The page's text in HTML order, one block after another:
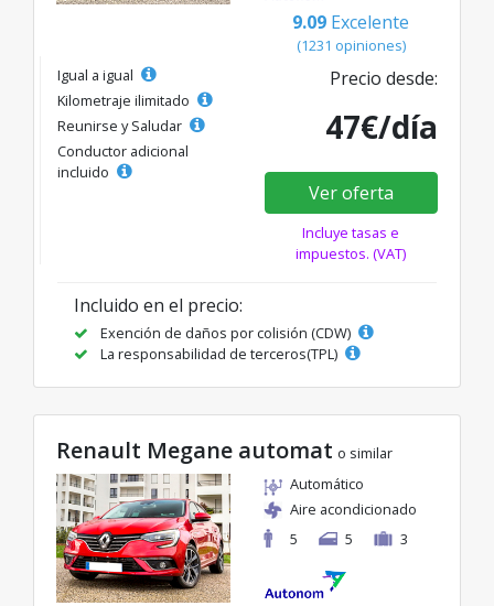
9.09 Excelente
(1231 opiniones)
Igual a igual
Kilometraje ilimitado
Reunirse y Saludar
Conductor adicional
incluido
Precio desde:
47€/día
Ver oferta
Incluye tasas e
impuestos. (VAT)
Incluido en el precio:
Exención de daños por colisión (CDW)
La responsabilidad de terceros(TPL)
Renault Megane automat o similar
Automático
Aire acondicionado
5
5 3